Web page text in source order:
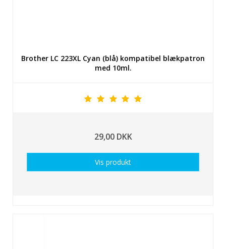
Brother LC 223XL Cyan (blå) kompatibel blækpatron
med 10ml.
29,00 DKK
Vis produkt